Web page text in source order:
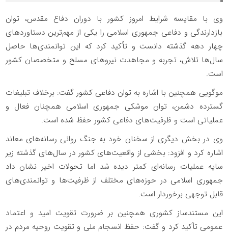
وی با مقایسه شرایط امروز کشور با دوران دفاع مقدس، توان
بازدارندگی و دفاعی جمهوری اسلامی را یکی از مهم‌ترین دستاوردهای
چهار دهه گذشته دانست و تأکید کرد که این توانمندی‌ها حاصل
سال‌ها تلاش، تجربه و مجاهدت نیروهای مسلح و متخصصان کشور
است.
موگویی همچنین با اشاره به توان دفاعی کشور گفت: برخلاف تبلیغات
گسترده دشمن، توان موشکی جمهوری اسلامی همچنان فعال و
عملیاتی است و ظرفیت‌های دفاعی کشور حفظ شده است.
وی در بخش دیگری از سخنان خود به جنگ روانی رسانه‌های معاند
اشاره کرد و افزود: بخشی از واقعیت‌های کشور در سال‌های گذشته زیر
سایه عملیات رسانه‌ای کمتر دیده شد اما تحولات اخیر نشان داد
جمهوری اسلامی در حوزه‌های مختلف از ظرفیت‌ها و توانمندی‌های
قابل توجهی برخوردار است.
این مستندساز کشوری همچنین بر ضرورت تقویت امید و اعتماد
عمومی تأکید کرد و گفت: حفظ انسجام ملی و تقویت روحیه مردم در